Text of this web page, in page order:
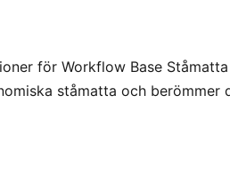
för Workflow Base Ståmatta
ståmatta och berömmer